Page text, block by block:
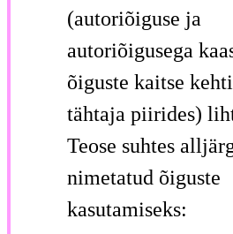
(autoriõiguse ja
autoriõigusega
õiguste kaitse
tähtaja piirides)
Teose suhtes
nimetatud õiguste
kasutamiseks: